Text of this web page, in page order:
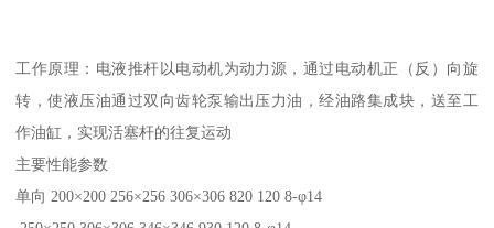
工作原理：电液推杆以电动机为动力源，通过电动机正（反）向旋
转，使液压油通过双向齿轮泵输出压力油，经油路集成块，送至工
作油缸，实现活塞杆的往复运动
主要性能参数
单向 200×200 256×256 306×306 820 120 8-φ14